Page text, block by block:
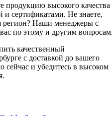
продукцию высокого качества
и сертификатами. Не знаете,
регион? Наши менеджеры с
по этому и другим
качественный
с доставкой до вашего
сейчас и убедитесь в высоком